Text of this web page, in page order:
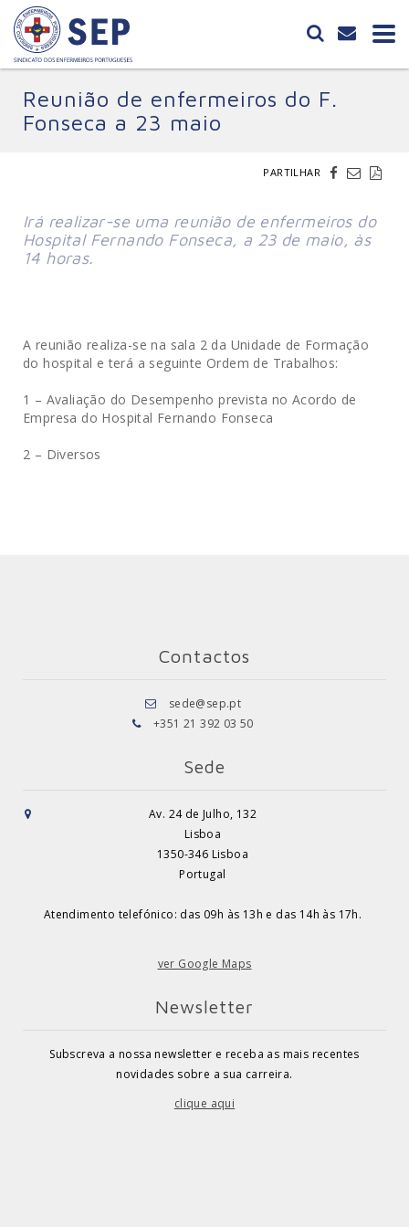
Reunião de enfermeiros do F.
Fonseca a 23 maio
PARTILHAR
Irá realizar-se uma reunião de enfermeiros do
Hospital Fernando Fonseca, a 23 de maio, às
14 horas.
A reunião realiza-se na sala 2 da Unidade de Formação
do hospital e terá a seguinte Ordem de Trabalhos:
1 – Avaliação do Desempenho prevista no Acordo de
Empresa do Hospital Fernando Fonseca
2 – Diversos
Contactos
sede@sep.pt
+351 21 392 03 50
Sede
Av. 24 de Julho, 132
Lisboa
1350-346 Lisboa
Portugal
Atendimento telefónico: das 09h às 13h e das 14h às 17h.
ver Google Maps
Newsletter
Subscreva a nossa newsletter e receba as mais recentes
novidades sobre a sua carreira.
clique aqui